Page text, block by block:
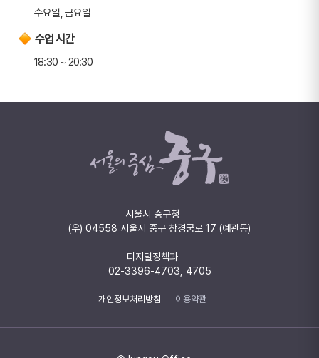
수요일, 금요일
수업 시간
18:30 ~ 20:30
서울시 중구청
(우) 04558 서울시 중구 창경궁로 17 (예관동)
디지털정책과
02-3396-4703, 4705
개인정보처리방침 이용약관